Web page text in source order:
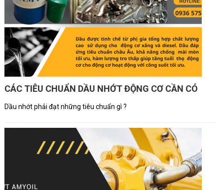
CÁC TIÊU CHUẨN DẦU NHỚT ĐỘNG CƠ CẦN CÓ
Dầu nhớt phải đạt những tiêu chuẩn gì ?